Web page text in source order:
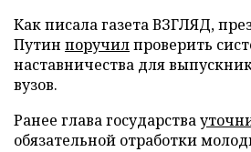
Как писала газета ВЗГЛЯД,
Путин поручилпроверить
наставничества для
вузов.
Ранее глава государства
обязательной отработки